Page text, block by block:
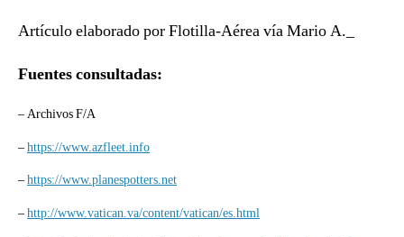
Artículo elaborado por Flotilla-Aérea vía Mario A._
Fuentes consultadas:
– Archivos F/A
–https://www.azfleet.info
–https://www.planespotters.net
–http://www.vatican.va/content/vatican/es.html